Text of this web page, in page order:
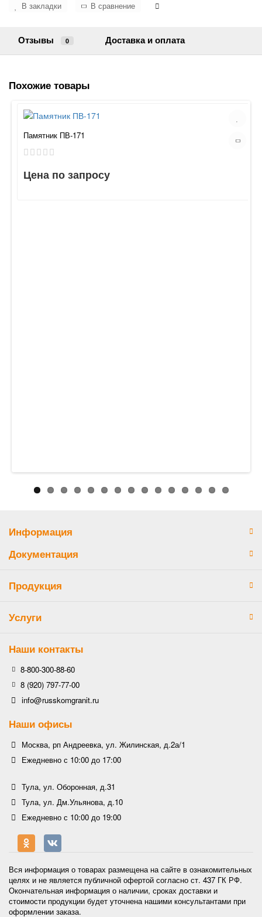
В закладки В сравнение
Отзывы 0 Доставка и оплата
Похожие товары
Памятник ПВ-171
Цена по запросу
Информация
Документация
Продукция
Услуги
Наши контакты
8-800-300-88-60
8 (920) 797-77-00
info@russkomgranit.ru
Наши офисы
Москва, рп Андреевка, ул. Жилинская, д.2а/1
Ежедневно с 10:00 до 17:00
Тула, ул. Оборонная, д.31
Тула, ул. Дм.Ульянова, д.10
Ежедневно с 10:00 до 19:00
Вся информация о товарах размещена на сайте в ознакомительных
целях и не является публичной офертой согласно ст. 437 ГК РФ.
Окончательная информация о наличии, сроках доставки и
стоимости продукции будет уточнена нашими консультантами при
оформлении заказа.